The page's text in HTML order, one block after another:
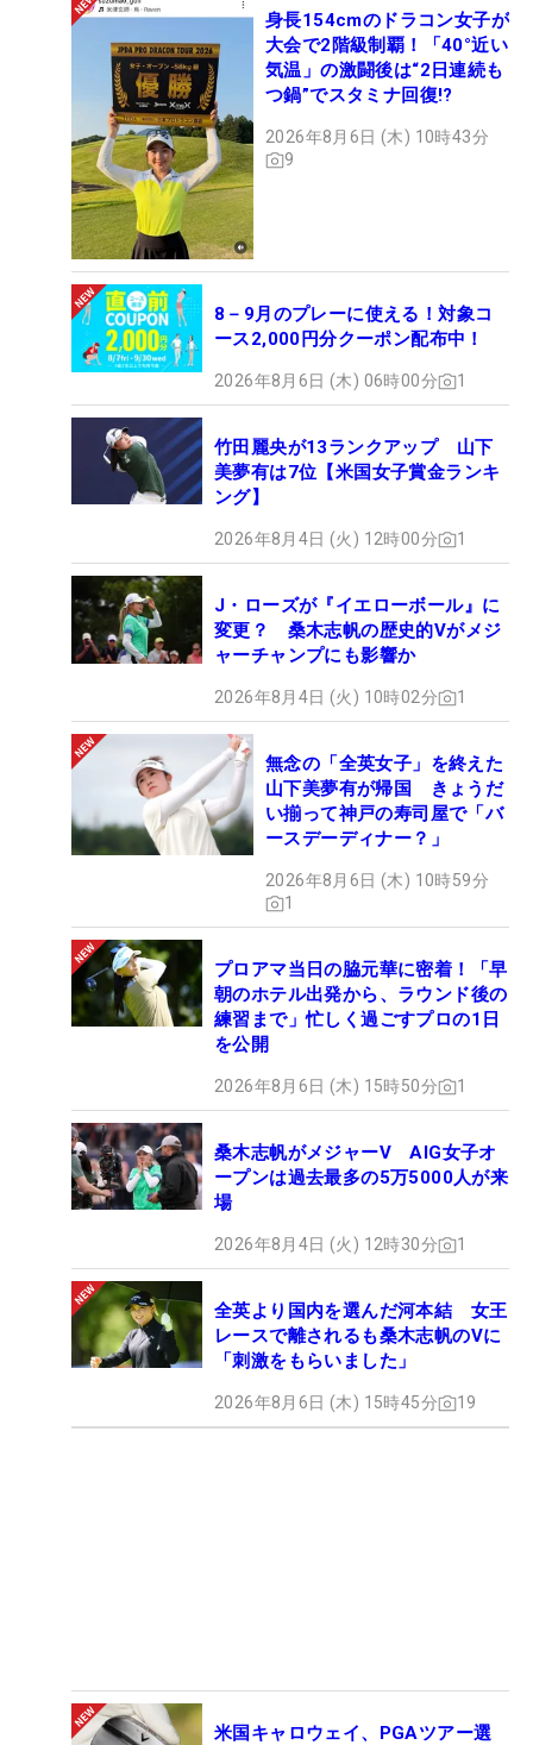
身長154cmのドラコン女子が
大会で2階級制覇！「40°近い
気温」の激闘後は“2日連続も
つ鍋”でスタミナ回復!?
2026年8月6日 (木) 10時43分
9
8－9月のプレーに使える！対象コ
ース2,000円分クーポン配布中！
2026年8月6日 (木) 06時00分 1
竹田麗央が13ランクアップ 山下
美夢有は7位【米国女子賞金ランキ
ング】
2026年8月4日 (火) 12時00分 1
J・ローズが『イエローボール』に
変更？ 桑木志帆の歴史的Vがメジ
ャーチャンプにも影響か
2026年8月4日 (火) 10時02分 1
無念の「全英女子」を終えた
山下美夢有が帰国 きょうだ
い揃って神戸の寿司屋で「バ
ースデーディナー？」
2026年8月6日 (木) 10時59分
1
プロアマ当日の脇元華に密着！「早
朝のホテル出発から、ラウンド後の
練習まで」忙しく過ごすプロの1日
を公開
2026年8月6日 (木) 15時50分 1
桑木志帆がメジャーV AIG女子オ
ープンは過去最多の5万5000人が来
場
2026年8月4日 (火) 12時30分 1
全英より国内を選んだ河本結 女王
レースで離されるも桑木志帆のVに
「刺激をもらいました」
2026年8月6日 (木) 15時45分 19
米国キャロウェイ、PGAツアー選